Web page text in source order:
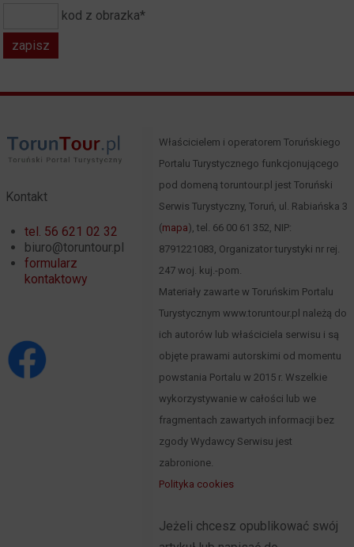
kod z obrazka*
Kontakt
tel. 56 621 02 32
biuro@toruntour.pl
formularz
kontaktowy
Właścicielem i operatorem Toruńskiego
Portalu Turystycznego funkcjonującego
pod domeną toruntour.pl jest Toruński
Serwis Turystyczny, Toruń, ul. Rabiańska 3
(mapa), tel. 66 00 61 352, NIP:
8791221083, Organizator turystyki nr rej.
247 woj. kuj.-pom.
Materiały zawarte w Toruńskim Portalu
Turystycznym www.toruntour.pl należą do
ich autorów lub właściciela serwisu i są
objęte prawami autorskimi od momentu
powstania Portalu w 2015 r. Wszelkie
wykorzystywanie w całości lub we
fragmentach zawartych informacji bez
zgody Wydawcy Serwisu jest
zabronione.
Polityka cookies
Jeżeli chcesz opublikować swój